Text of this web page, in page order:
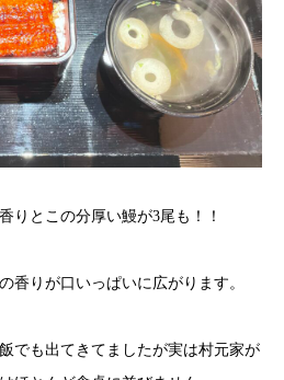
りとこの分厚い鰻が3尾も！！
香りが口いっぱいに広がります。
でも出てきてましたが実は村元家が